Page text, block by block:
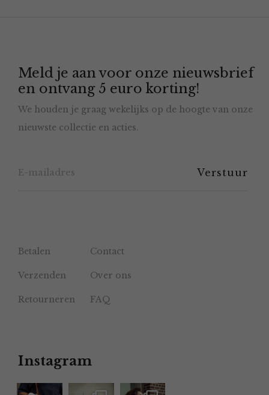
kan
gekozen
worden
op
productpagina
Meld je aan voor onze nieuwsbrief
en ontvang 5 euro korting!
We houden je graag wekelijks op de hoogte van onze
nieuwste collectie en acties.
Betalen Contact
Verzenden Over ons
Retourneren FAQ
Instagram